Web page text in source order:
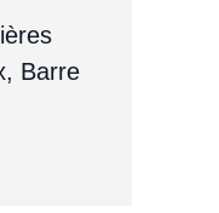
Barre